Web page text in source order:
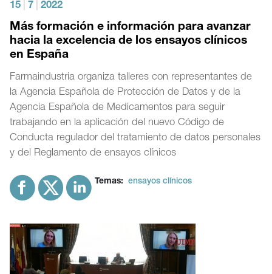
15 7 2022
Más formación e información para avanzar
hacia la excelencia de los ensayos clínicos
en España
Farmaindustria organiza talleres con representantes de
la Agencia Española de Protección de Datos y de la
Agencia Española de Medicamentos para seguir
trabajando en la aplicación del nuevo Código de
Conducta regulador del tratamiento de datos personales
y del Reglamento de ensayos clínicos
Temas: ensayos clínicos